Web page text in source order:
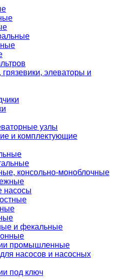
грязевики, элеваторы и
узлы
и комплектующие
консольно-моноблочные
насосы
и фекальные
промышленные
насосов и насосных
под ключ